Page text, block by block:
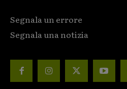
Segnala un errore
Segnala una notizia